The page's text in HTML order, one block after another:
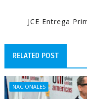
JCE Entrega
RELATED POST
NACIONALES